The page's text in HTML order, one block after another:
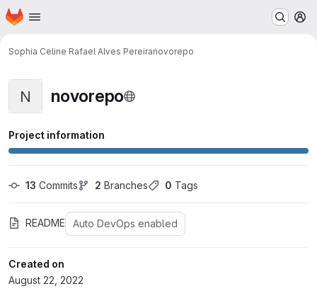
Skip to main content
Homepage
Sophia Celine Rafael Alves Pereiranovorepo
N novorepo
Project information
13 Commits 2 Branches 0 Tags
README Auto DevOps enabled
Created on
August 22, 2022